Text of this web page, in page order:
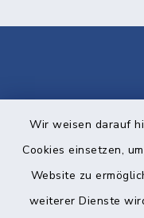
Wir weisen darauf
Cookies einsetzen,
Website zu
weiterer Dienste